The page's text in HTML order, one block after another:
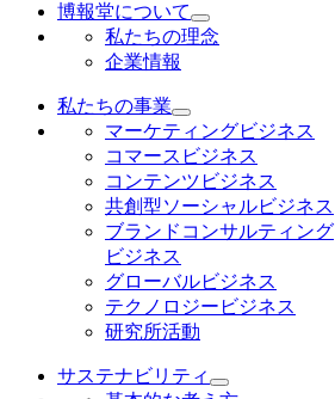
博報堂について
私たちの理念
企業情報
私たちの事業
マーケティングビジネス
コマースビジネス
コンテンツビジネス
共創型ソーシャルビジネス
ブランドコンサルティング
ビジネス
グローバルビジネス
テクノロジービジネス
研究所活動
サステナビリティ